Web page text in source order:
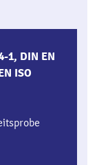
1, DIN EN
ISO